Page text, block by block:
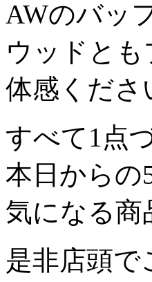
AWのバッ
ウッドと
体感くださ
すべて1点
本日からの
気になる商
是非店頭で